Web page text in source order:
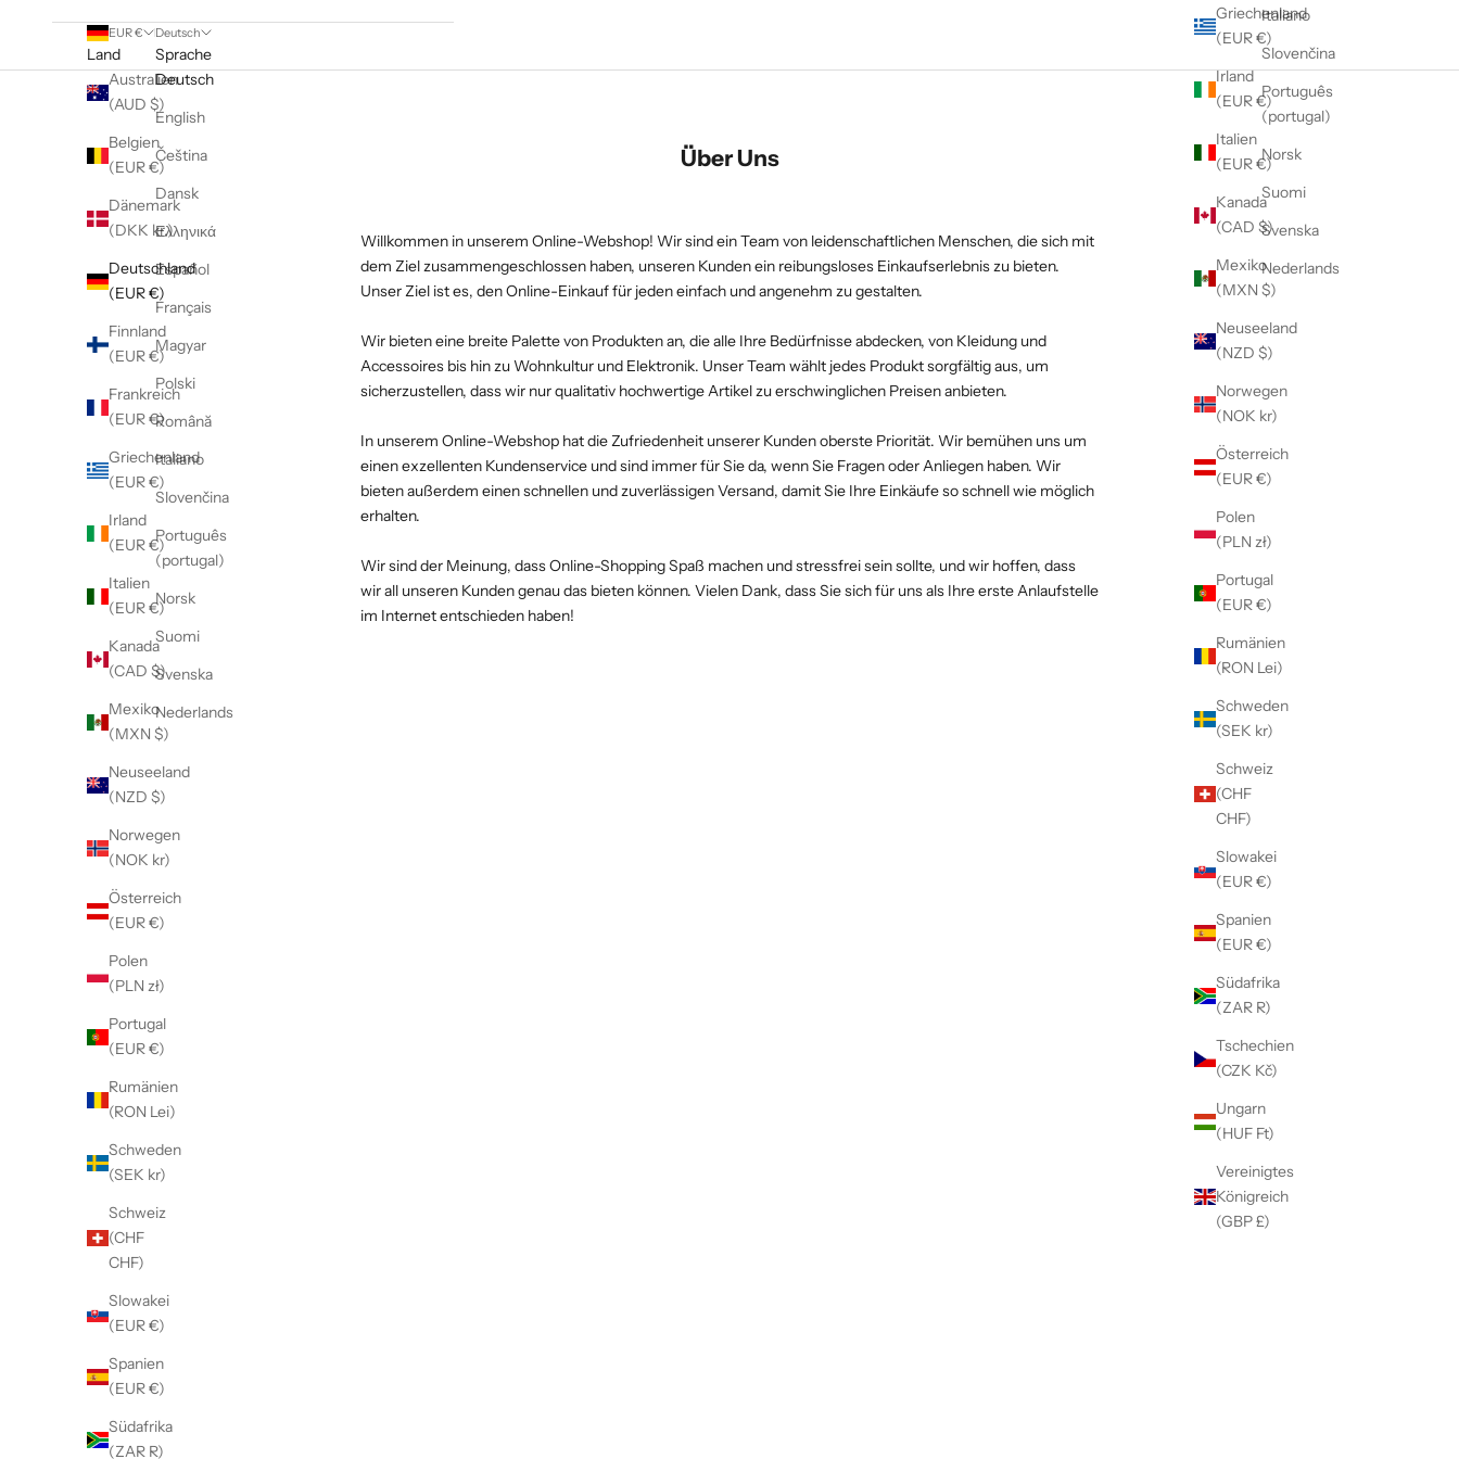
Griechenland
(EUR €)
Irland
(EUR €)
Italien
(EUR €)
Kanada
(CAD $)
Mexiko
(MXN $)
Neuseeland
(NZD $)
Norwegen
(NOK kr)
Österreich
(EUR €)
Polen
(PLN zł)
Portugal
(EUR €)
Rumänien
(RON Lei)
Schweden
(SEK kr)
Schweiz
(CHF
CHF)
Slowakei
(EUR €)
Spanien
(EUR €)
Südafrika
(ZAR R)
Tschechien
(CZK Kč)
Ungarn
(HUF Ft)
Vereinigtes
Königreich
(GBP £)
Italiano
Slovenčina
Português
(portugal)
Norsk
Suomi
Svenska
Nederlands
EUR €
Land
Australien
(AUD $)
Belgien
(EUR €)
Dänemark
(DKK kr.)
Deutschland
(EUR €)
Finnland
(EUR €)
Frankreich
(EUR €)
Griechenland
(EUR €)
Irland
(EUR €)
Italien
(EUR €)
Kanada
(CAD $)
Mexiko
(MXN $)
Neuseeland
(NZD $)
Norwegen
(NOK kr)
Österreich
(EUR €)
Polen
(PLN zł)
Portugal
(EUR €)
Rumänien
(RON Lei)
Schweden
(SEK kr)
Schweiz
(CHF
CHF)
Slowakei
(EUR €)
Spanien
(EUR €)
Südafrika
(ZAR R)
Deutsch
Sprache
Deutsch
English
Čeština
Dansk
Ελληνικά
Español
Français
Magyar
Polski
Română
Italiano
Slovenčina
Português
(portugal)
Norsk
Suomi
Svenska
Nederlands
Über Uns
Willkommen in unserem Online-Webshop! Wir sind ein Team von leidenschaftlichen Menschen, die sich mit
dem Ziel zusammengeschlossen haben, unseren Kunden ein reibungsloses Einkaufserlebnis zu bieten.
Unser Ziel ist es, den Online-Einkauf für jeden einfach und angenehm zu gestalten.
Wir bieten eine breite Palette von Produkten an, die alle Ihre Bedürfnisse abdecken, von Kleidung und
Accessoires bis hin zu Wohnkultur und Elektronik. Unser Team wählt jedes Produkt sorgfältig aus, um
sicherzustellen, dass wir nur qualitativ hochwertige Artikel zu erschwinglichen Preisen anbieten.
In unserem Online-Webshop hat die Zufriedenheit unserer Kunden oberste Priorität. Wir bemühen uns um
einen exzellenten Kundenservice und sind immer für Sie da, wenn Sie Fragen oder Anliegen haben. Wir
bieten außerdem einen schnellen und zuverlässigen Versand, damit Sie Ihre Einkäufe so schnell wie möglich
erhalten.
Wir sind der Meinung, dass Online-Shopping Spaß machen und stressfrei sein sollte, und wir hoffen, dass
wir all unseren Kunden genau das bieten können. Vielen Dank, dass Sie sich für uns als Ihre erste Anlaufstelle
im Internet entschieden haben!